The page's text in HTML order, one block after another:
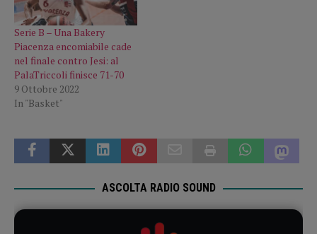
Serie B – Una Bakery
Piacenza encomiabile cade
nel finale contro Jesi: al
PalaTriccoli finisce 71-70
9 Ottobre 2022
In "Basket"
ASCOLTA RADIO SOUND